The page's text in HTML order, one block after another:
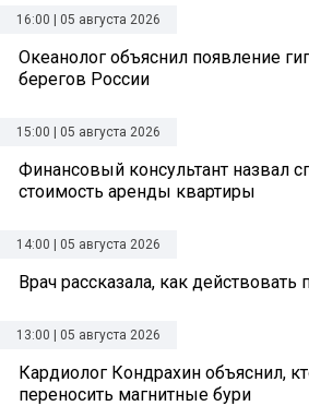
16:00 | 05 августа 2026
Океанолог объяснил появление
берегов России
15:00 | 05 августа 2026
Финансовый консультант назвал
стоимость аренды квартиры
14:00 | 05 августа 2026
Врач рассказала, как действовать
13:00 | 05 августа 2026
Кардиолог Кондрахин объяснил,
переносить магнитные бури